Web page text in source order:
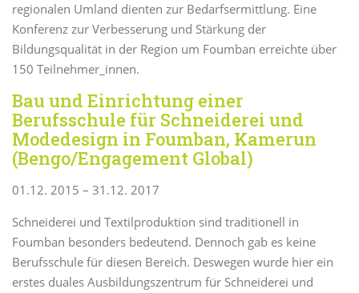
regionalen Umland dienten zur Bedarfsermittlung. Eine
Konferenz zur Verbesserung und Stärkung der
Bildungsqualität in der Region um Foumban erreichte über
150 Teilnehmer_innen.
Bau und Einrichtung einer
Berufsschule für Schneiderei und
Modedesign in Foumban, Kamerun
(Bengo/Engagement Global)
01.12. 2015 – 31.12. 2017
Schneiderei und Textilproduktion sind traditionell in
Foumban besonders bedeutend. Dennoch gab es keine
Berufsschule für diesen Bereich. Deswegen wurde hier ein
erstes duales Ausbildungszentrum für Schneiderei und